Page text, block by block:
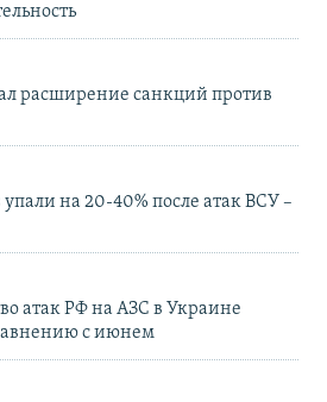
расширение санкций против
на 20-40% после атак ВСУ –
атак РФ на АЗС в Украине
с июнем